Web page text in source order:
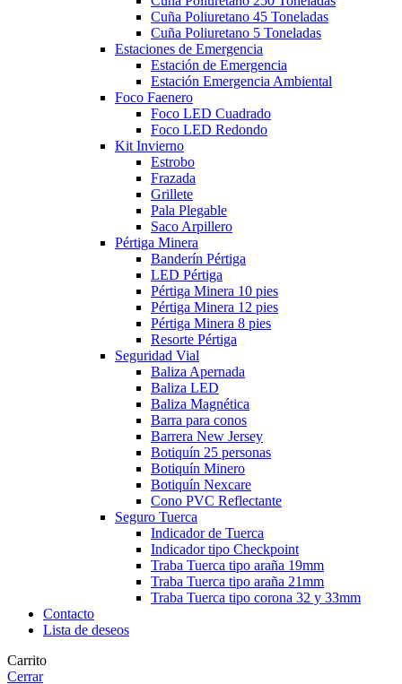
Cuña Poliuretano 45 Toneladas
Cuña Poliuretano 5 Toneladas
Estaciones de Emergencia
Estación de Emergencia
Estación Emergencia Ambiental
Foco Faenero
Foco LED Cuadrado
Foco LED Redondo
Kit Invierno
Estrobo
Frazada
Grillete
Pala Plegable
Saco Arpillero
Pértiga Minera
Banderín Pértiga
LED Pértiga
Pértiga Minera 10 pies
Pértiga Minera 12 pies
Pértiga Minera 8 pies
Resorte Pértiga
Seguridad Vial
Baliza Apernada
Baliza LED
Baliza Magnética
Barra para conos
Barrera New Jersey
Botiquín 25 personas
Botiquín Minero
Botiquín Nexcare
Cono PVC Reflectante
Seguro Tuerca
Indicador de Tuerca
Indicador tipo Checkpoint
Traba Tuerca tipo araña 19mm
Traba Tuerca tipo araña 21mm
Traba Tuerca tipo corona 32 y 33mm
Contacto
Lista de deseos
Carrito
Cerrar